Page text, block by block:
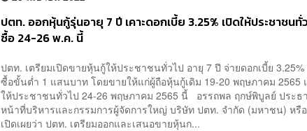
ปตท. ออกหุ้นกู้รุ่นอายุ 7 ปี เคาะดอกเบี้ย 3.25% เปิดให้ประชาชนทั่
ซื้อ 24-26 พ.ค. นี้
ปตท. เตรียมเปิดขายหุ้นกู้ให้ประชาชนทั่วไป อายุ 7 ปี จ่ายดอกเบี้ย 3.25%
ซื้อขั้นต่ำ 1 แสนบาท โดยขายให้แก่ผู้ถือหุ้นกู้เดิม 19-20 พฤษภาคม 2565
ให้ประชาชนทั่วไป 24-26 พฤษภาคม 2565 นี้ อรรถพล ฤกษ์พิบูลย์ ประธ
หน้าที่บริหารและกรรมการผู้จัดการใหญ่ บริษัท ปตท. จำกัด (มหาชน) หรื
เปิดเผยว่า ปตท. เตรียมออกและเสนอขายหุ้นก...